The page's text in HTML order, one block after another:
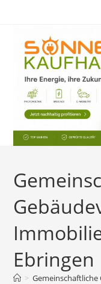
Ebringen
>